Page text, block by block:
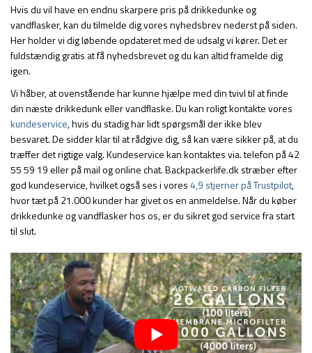
Hvis du vil have en endnu skarpere pris på drikkedunke og
vandflasker, kan du tilmelde dig vores nyhedsbrev nederst på siden.
Her holder vi dig løbende opdateret med de udsalg vi kører. Det er
fuldstændig gratis at få nyhedsbrevet og du kan altid framelde dig
igen.
Vi håber, at ovenstående har kunne hjælpe med din tvivl til at finde
din næste drikkedunk eller vandflaske. Du kan roligt kontakte vores
kundeservice, hvis du stadig har lidt spørgsmål der ikke blev
besvaret. De sidder klar til at rådgive dig, så kan være sikker på, at du
træffer det rigtige valg. Kundeservice kan kontaktes via. telefon på 42
55 59 19 eller på mail og online chat. Backpackerlife.dk stræber efter
god kundeservice, hvilket også ses i vores4,9 stjerner på Trustpilot,
hvor tæt på 21.000 kunder har givet os en anmeldelse. Når du køber
drikkedunke og vandflasker hos os, er du sikret god service fra start
til slut.